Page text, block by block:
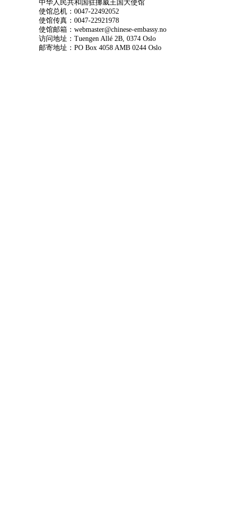
中华人民共和国驻挪威王国大使馆
使馆总机：0047-22492052
使馆传真：0047-22921978
使馆邮箱：webmaster@chinese-embassy.no
访问地址：Tuengen Allé 2B, 0374 Oslo
邮寄地址：PO Box 4058 AMB 0244 Oslo